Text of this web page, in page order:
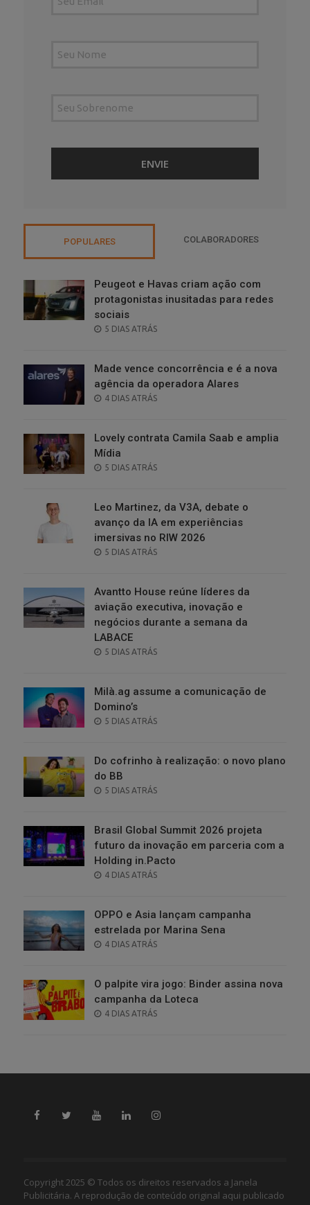
POPULARES COLABORADORES
Peugeot e Havas criam ação com
protagonistas inusitadas para redes
sociais
POSTED
5 DIAS ATRÁS
Made vence concorrência e é a nova
agência da operadora Alares
POSTED
4 DIAS ATRÁS
Lovely contrata Camila Saab e amplia
Mídia
POSTED
5 DIAS ATRÁS
Leo Martinez, da V3A, debate o
avanço da IA em experiências
imersivas no RIW 2026
POSTED
5 DIAS ATRÁS
Avantto House reúne líderes da
aviação executiva, inovação e
negócios durante a semana da
LABACE
POSTED
5 DIAS ATRÁS
Milà.ag assume a comunicação de
Domino’s
POSTED
5 DIAS ATRÁS
Do cofrinho à realização: o novo plano
do BB
POSTED
5 DIAS ATRÁS
Brasil Global Summit 2026 projeta
futuro da inovação em parceria com a
Holding in.Pacto
POSTED
4 DIAS ATRÁS
OPPO e Asia lançam campanha
estrelada por Marina Sena
POSTED
4 DIAS ATRÁS
O palpite vira jogo: Binder assina nova
campanha da Loteca
POSTED
4 DIAS ATRÁS
Copyright 2025 © Todos os direitos reservados a Janela
Publicitária. A reprodução de conteúdo original aqui publicado